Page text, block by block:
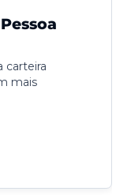
carteira
mais